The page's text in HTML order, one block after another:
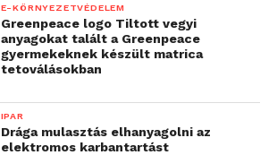
E-KÖRNYEZETVÉDELEM
Greenpeace logo Tiltott vegyi
anyagokat talált a Greenpeace
gyermekeknek készült matrica
tetoválásokban
IPAR
Drága mulasztás elhanyagolni az
elektromos karbantartást